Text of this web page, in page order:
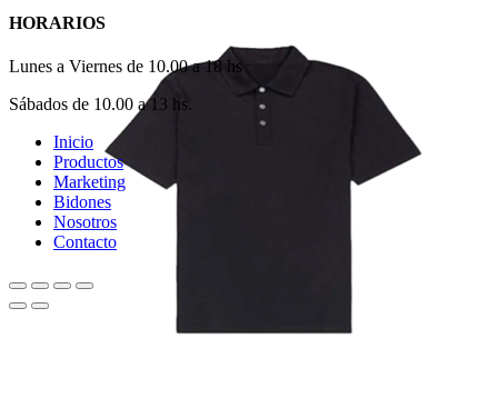
HORARIOS
Lunes a Viernes de 10.00 a 18 hs
Sábados de 10.00 a 13 hs.
Close
Menu
Inicio
Productos
Marketing
Bidones
Nosotros
Contacto